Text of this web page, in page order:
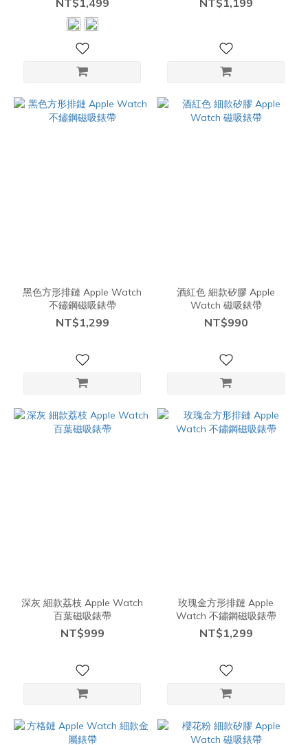
NT$1,499 NT$1,199
黑色方形排鏈 Apple Watch
不鏽鋼磁吸錶帶
NT$1,299
酒紅色 細款矽膠 Apple
Watch 磁吸錶帶
NT$990
深灰 細款荔枝 Apple Watch
百葉磁吸錶帶
NT$999
玫瑰金方形排鏈 Apple
Watch 不鏽鋼磁吸錶帶
NT$1,299